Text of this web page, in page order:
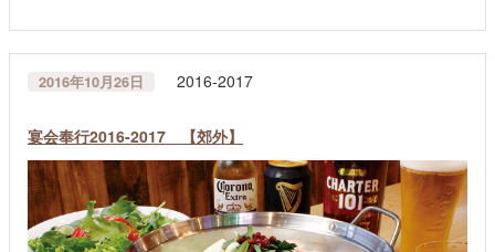
2016年10月26日 2016-2017
宴会奉行2016-2017 【郊外】